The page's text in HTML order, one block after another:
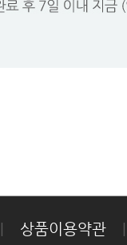
상품이용약관